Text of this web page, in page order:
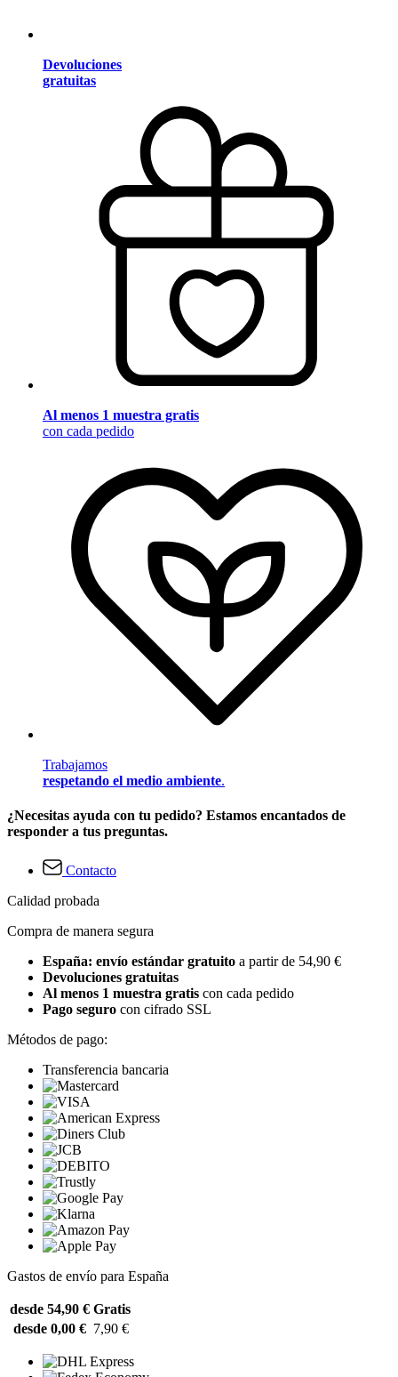
Devoluciones
gratuitas
Al menos 1 muestra gratis
con cada pedido
Trabajamos
respetando el medio ambiente.
¿Necesitas ayuda con tu pedido? Estamos encantados de
responder a tus preguntas.
Contacto
Calidad probada
Compra de manera segura
España: envío estándar gratuito a partir de 54,90 €
Devoluciones gratuitas
Al menos 1 muestra gratis con cada pedido
Pago seguro con cifrado SSL
Métodos de pago:
Transferencia bancaria
Gastos de envío para España
desde 54,90 € Gratis
desde 0,00 € 7,90 €